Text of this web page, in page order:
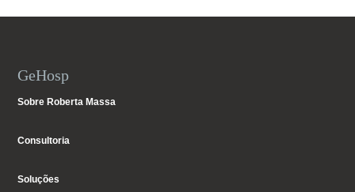
GeHosp
Sobre Roberta Massa
Consultoria
Soluções